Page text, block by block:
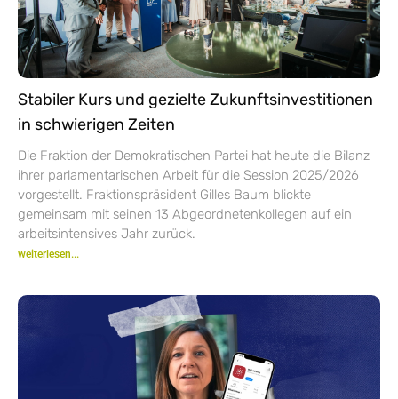
Stabiler Kurs und gezielte Zukunftsinvestitionen
in schwierigen Zeiten
Die Fraktion der Demokratischen Partei hat heute die Bilanz
ihrer parlamentarischen Arbeit für die Session 2025/2026
vorgestellt. Fraktionspräsident Gilles Baum blickte
gemeinsam mit seinen 13 Abgeordnetenkollegen auf ein
arbeitsintensives Jahr zurück.
weiterlesen...